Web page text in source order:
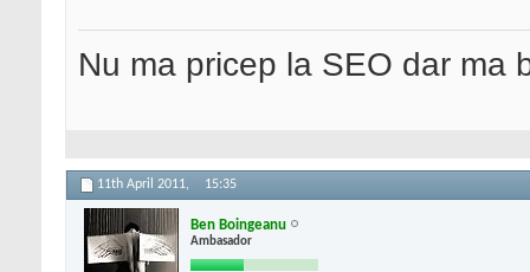
Nu ma pricep la SEO dar ma
11th April 2011, 15:35
Ben Boingeanu
Ambasador